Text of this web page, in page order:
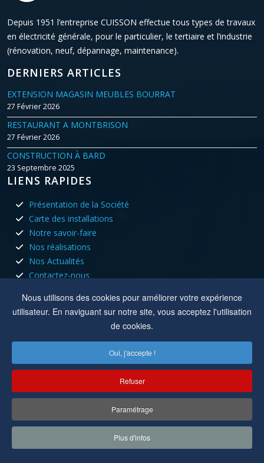
Nous utilisons des cookies pour améliorer votre expérience
utilisateur. En naviguant sur notre site, vous acceptez l'utilisation
de cookies.
Oui, j'accepte !
Refuser
Paramétrage
Plus d'infos
Depuis 1951 l’entreprise CUISSON effectue tous types de travaux
en électricité générale, pour le particulier, le tertiaire et l’industrie
(rénovation, neuf, dépannage, maintenance).
DERNIERS ARTICLES
EXTENSION MAGASIN MEUBLES BOURRAT
27 Février 2026
RESTAURANT A MONTBRISON
27 Février 2026
CONSTRUCTION À BARD
23 Septembre 2025
LIENS RAPIDES
Présentation de la Société
Carte des installations
Notre savoir-faire
Nos réalisations
Nos Actualités
Contactez-nous
HORAIRES D'OUVERTURE
Nous sommes ouvert tous les jours du lundi au vendredi aux
8h à 12h - 13h30 à 17h30
Mer, Ven :8h à 12h
8 rue du capitole 42110 Feurs
Cuisson Electricité
Réalisation parMC&C